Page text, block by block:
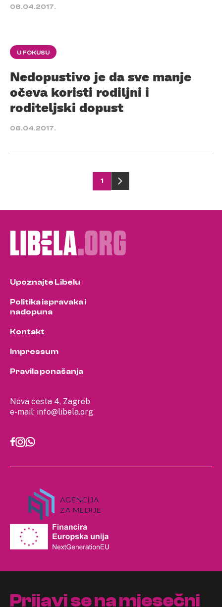
06.04.2017.
U FOKUSU
Nedopustivo je da sve manje
očeva koristi rodiljni i
roditeljski dopust
06.04.2017.
pagination
1
Nova cesta 4, Zagreb
e-mail: info@libela.org
Upoznajte Libelu
Politika ispravaka i
nadopuna
Kontakt
Impressum
Pravila ponašanja
Prijavi se na mjesečni